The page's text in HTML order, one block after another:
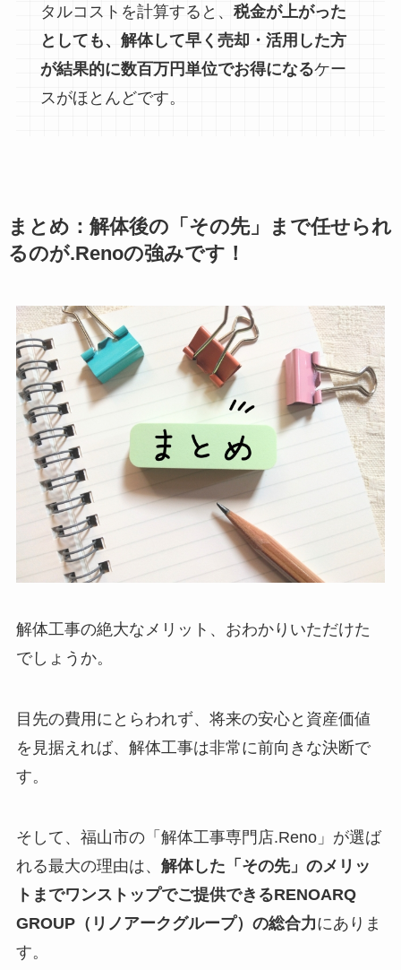
タルコストを計算すると、 税金が上がった
としても、解体して早く売却・活用した方
が結果的に数百万円単位でお得になるケー
スがほとんどです。
まとめ：解体後の「その先」まで任せられ
るのが.Renoの強みです！
解体工事の絶大なメリット、おわかりいただけた
でしょうか。
目先の費用にとらわれず、将来の安心と資産価値
を見据えれば、解体工事は非常に前向きな決断で
す。
そして、福山市の「解体工事専門店.Reno」が選ば
れる最大の理由は、 解体した「その先」のメリッ
トまでワンストップでご提供できるRENOARQ
GROUP（リノアークグループ）の総合力にありま
す。